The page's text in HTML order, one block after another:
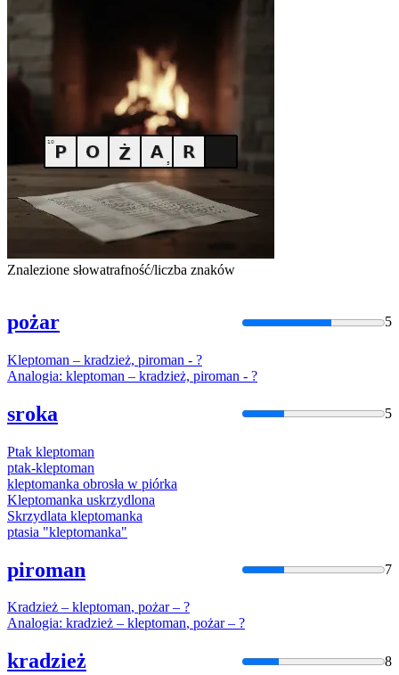
Znalezione słowatrafność/liczba znaków
pożar 5
Kleptoman – kradzież, piroman - ?
Analogia: kleptoman – kradzież, piroman - ?
sroka 5
Ptak kleptoman
ptak-kleptoman
kleptomanka obrosła w piórka
Kleptomanka uskrzydlona
Skrzydlata kleptomanka
ptasia "kleptomanka"
piroman 7
Kradzież – kleptoman, pożar – ?
Analogia: kradzież – kleptoman, pożar – ?
kradzież 8